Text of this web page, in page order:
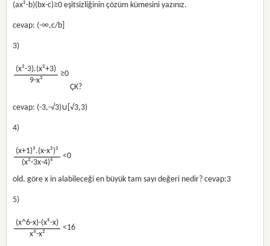
(ax²-b)(bx-c)≥0 eşitsizliğinin çözüm kümesini yazınız.
cevap: (-∞,c/b]
3)
(x²-3).(x²+3)
9-x²
≥0
ÇK?
cevap: (-3,-√3)∪[√3,3)
4)
(x+1)³.(x-x²)²
(x²-3x-4)⁵
<0
old. göre x in alabileceği en büyük tam sayı değeri nedir? cevap:3
5)
(x^6-x)-(x⁵-x)
x³-x²
<16